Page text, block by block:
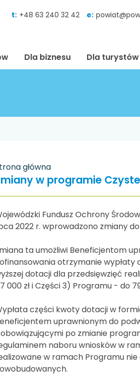
t: +48 63 240 32 42 e:
Dla biznesu Dla turystów
główna
w programie
Fundusz Ochrony
2022 r. wprowadzono zmiany
ta umożliwi Beneficjentom
otrzymanie wypłaty
dotacji dla przedsięwzięć
000 zł i Części 3) Programu - do
części kwoty dotacji w
uprawnionym do
po zmianie
naboru wniosków w
w ramach Programu